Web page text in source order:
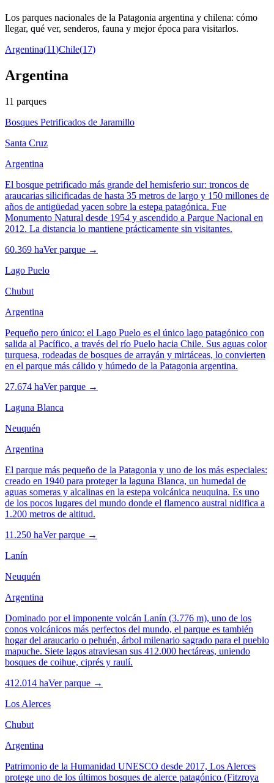
Los parques nacionales de la Patagonia argentina y chilena: cómo
llegar, qué ver, senderos, fauna y mejor época para visitarlos.
Argentina(11)Chile(17)
Argentina
11 parques
Bosques Petrificados de Jaramillo
Santa Cruz
Argentina
El bosque petrificado más grande del hemisferio sur: troncos de
araucarias silicificadas de hasta 35 metros de largo y 150 millones de
años de antigüedad yacen sobre la estepa patagónica. Fue
Monumento Natural desde 1954 y ascendido a Parque Nacional en
2012. La distancia lo mantiene prácticamente sin visitantes.
60.369 haVer parque →
Lago Puelo
Chubut
Argentina
Pequeño pero único: el Lago Puelo es el único lago patagónico con
salida al Pacífico, a través del río Puelo hacia Chile. Sus aguas color
turquesa, rodeadas de bosques de arrayán y mirtáceas, lo convierten
en el parque más cálido y húmedo de la Patagonia argentina.
27.674 haVer parque →
Laguna Blanca
Neuquén
Argentina
El parque más pequeño de la Patagonia y uno de los más especiales:
creado en 1940 para proteger la laguna Blanca, un humedal de
aguas someras y alcalinas en la estepa volcánica neuquina. Es uno
de los pocos lugares del mundo donde el flamenco austral nidifica a
1.200 metros de altitud.
11.250 haVer parque →
Lanín
Neuquén
Argentina
Dominado por el imponente volcán Lanín (3.776 m), uno de los
conos volcánicos más perfectos del mundo, el parque es también
hogar del araucario o pehuén, árbol milenario sagrado para el pueblo
mapuche. Siete lagos atraviesan sus 412.000 hectáreas, uniendo
bosques de coihue, ciprés y raulí.
412.014 haVer parque →
Los Alerces
Chubut
Argentina
Patrimonio de la Humanidad UNESCO desde 2017, Los Alerces
protege uno de los últimos bosques de alerce patagónico (Fitzroya